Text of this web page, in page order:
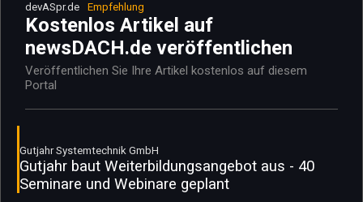
devASpr.de Empfehlung
Kostenlos Artikel auf
newsDACH.de veröffentlichen
Veröffentlichen Sie Ihre Artikel kostenlos auf diesem
Portal
Gutjahr Systemtechnik GmbH
Gutjahr baut Weiterbildungsangebot aus - 40
Seminare und Webinare geplant